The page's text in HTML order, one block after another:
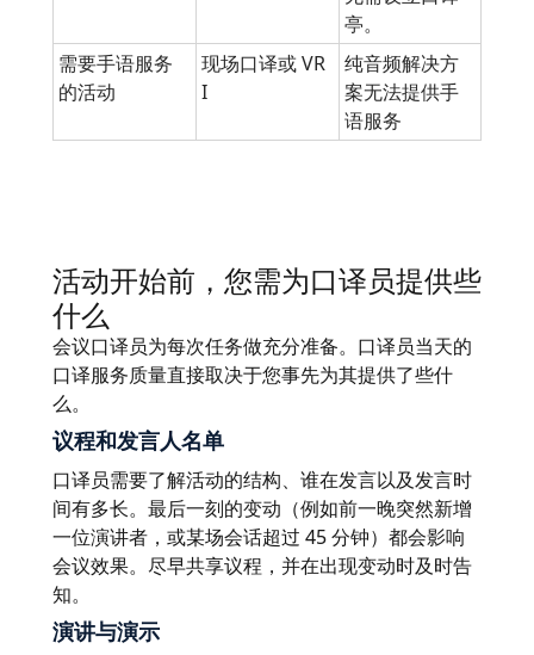
亭。
需要手语服务
的活动
现场口译或 VR
I
纯音频解决方
案无法提供手
语服务
活动开始前，您需为口译员提供些
什么
会议口译员为每次任务做充分准备。口译员当天的
口译服务质量直接取决于您事先为其提供了些什
么。
议程和发言人名单
口译员需要了解活动的结构、谁在发言以及发言时
间有多长。最后一刻的变动（例如前一晚突然新增
一位演讲者，或某场会话超过 45 分钟）都会影响
会议效果。尽早共享议程，并在出现变动时及时告
知。
演讲与演示